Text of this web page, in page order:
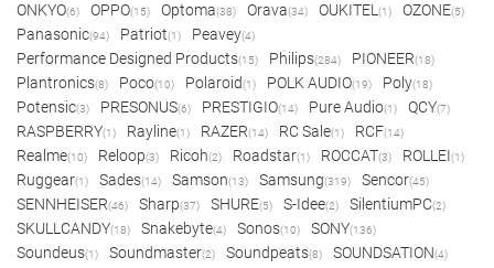
ONKYO(6) OPPO(15) Optoma(38) Orava(34) OUKITEL (1) OZONE(5)
Panasonic(94) Patriot(1) Peavey(4)
Performance Designed Products(15) Philips(284) PIONEER(18)
Plantronics(8) Poco(10) Polaroid(1) POLK AUDIO(19) Poly(18)
Potensic(3) PRESONUS(6) PRESTIGIO(14) Pure Audio(1) QCY(7)
RASPBERRY(1) Rayline(1) RAZER(14) RC Sale(1) RCF(14)
Realme(10) Reloop(3) Ricoh(2) Roadstar(1) ROCCAT(3) ROLLEI(1)
Ruggear(1) Sades(14) Samson(13) Samsung(319) Sencor(45)
SENNHEISER(46) Sharp(37) SHURE(5) S-Idee(2) SilentiumPC(2)
SKULLCANDY(18) Snakebyte(4) Sonos(10) SONY(136)
Soundeus(1) Soundmaster(2) Soundpeats(8) SOUNDSATION(4)